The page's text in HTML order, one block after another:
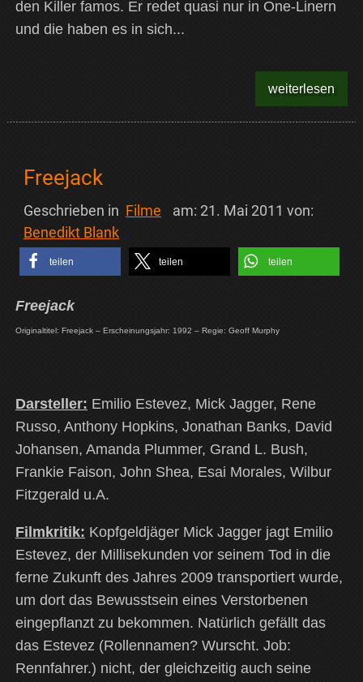
den Killer famos. Er redet quasi nur in One-Linern
und die haben es in sich...
weiterlesen
Freejack
Geschrieben in Filme am: 21. Mai 2011 von:
Benedikt Blank
teilen teilen teilen
Freejack
Originaltitel: Freejack – Erscheinungsjahr: 1992 – Regie: Geoff Murphy
Darsteller: Emilio Estevez, Mick Jagger, Rene
Russo, Anthony Hopkins, Jonathan Banks, David
Johansen, Amanda Plummer, Grand L. Bush,
Frankie Faison, John Shea, Esai Morales, Wilbur
Fitzgerald u.A.
Filmkritik: Kopfgeldjäger Mick Jagger jagt Emilio
Estevez, der Millisekunden vor seinem Tod in die
ferne Zukunft des Jahres 2009 transportiert wurde,
um dort das Bewusstsein eines Verstorbenen
eingepflanzt zu bekommen. Natürlich gefällt das
das Estevez (Rollennamen? Wurscht. Job:
Rennfahrer.) nicht, der gleichzeitig auch seine